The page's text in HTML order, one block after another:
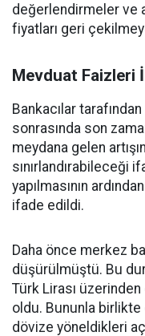
değerlendirmeler ve
fiyatları geri
Mevduat Faizleri
Bankacılar
sonrasında son
meydana gelen
sınırlandırabileceği
yapılmasının
ifade edildi.
Daha önce merkez
düşürülmüştü. Bu
Türk Lirası
oldu. Bununla
dövize yöneldikleri